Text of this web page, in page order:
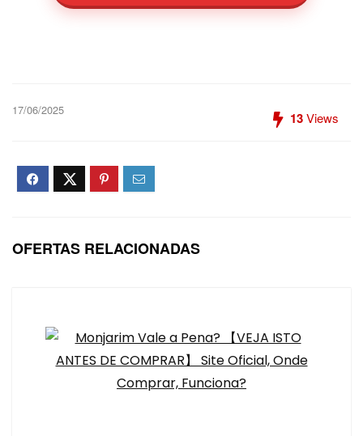
17/06/2025 13Views
OFERTAS RELACIONADAS